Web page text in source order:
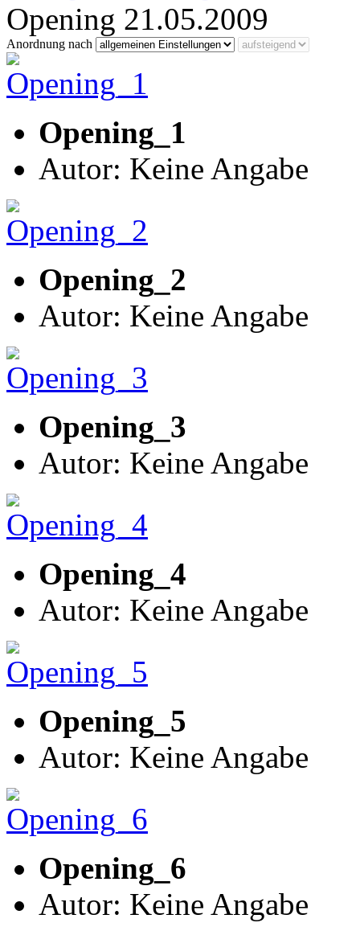
Opening 21.05.2009
Anordnung nach
Opening_1
Autor: Keine Angabe
Opening_2
Autor: Keine Angabe
Opening_3
Autor: Keine Angabe
Opening_4
Autor: Keine Angabe
Opening_5
Autor: Keine Angabe
Opening_6
Autor: Keine Angabe